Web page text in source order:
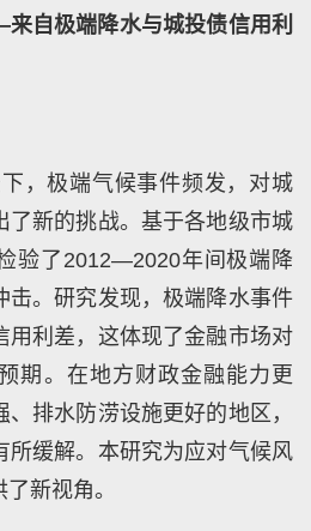
自极端降水与城投债信用利
，极端气候事件频发，对城
了新的挑战。基于各地级市城
验了2012—2020年间极端降
击。研究发现，极端降水事件
用利差，这体现了金融市场对
期。在地方财政金融能力更
排水防涝设施更好的地区，
所缓解。本研究为应对气候风
新视角。